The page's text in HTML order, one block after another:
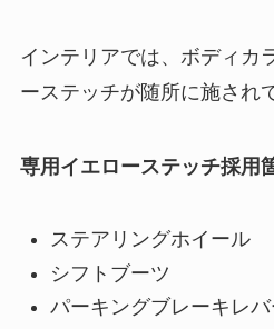
インテリアでは、ボディカ
ーステッチが随所に施され
専用イエローステッチ採用
ステアリングホイール
シフトブーツ
パーキングブレーキレ